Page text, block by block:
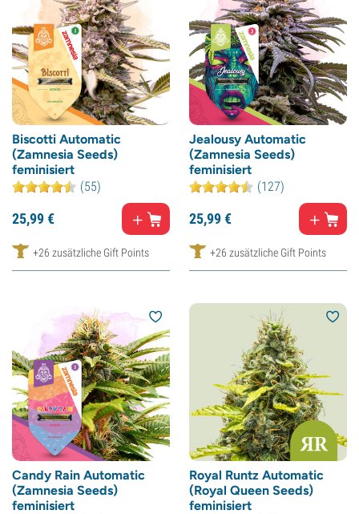
Biscotti Automatic
(Zamnesia Seeds)
feminisiert
(55)
25,99€
+26 zusätzliche Gift Points
Jealousy Automatic
(Zamnesia Seeds)
feminisiert
(127)
25,99€
+26 zusätzliche Gift Points
Candy Rain Automatic
(Zamnesia Seeds)
feminisiert
Royal Runtz Automatic
(Royal Queen Seeds)
feminisiert